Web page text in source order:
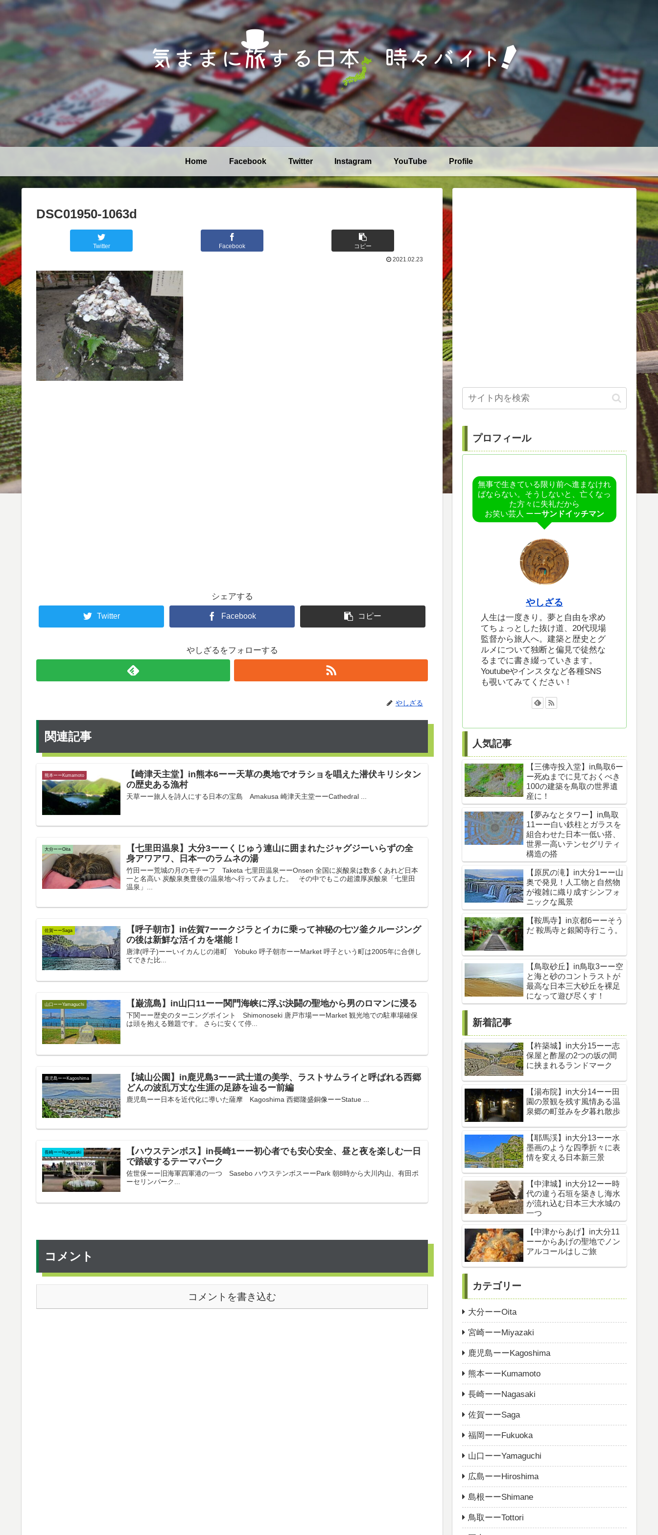
Home Facebook Twitter Instagram YouTube Profile
DSC01950-1063d
Twitter Facebook
コピー
2021.02.23
シェアする
Twitter Facebook コピー
やしざるをフォローする
やしざる
関連記事
熊本ーーKumamoto
【崎津天主堂】in熊本6ーー天草の奥地でオラショを唱えた潜伏キリシタン
の歴史ある漁村
天草ーー旅人を詩人にする日本の宝島 Amakusa 崎津天主堂ーーCathedral ...
大分ーーOita
【七里田温泉】大分3ーーくじゅう連山に囲まれたジャグジーいらずの全
身アワアワ、日本一のラムネの湯
竹田ーー荒城の月のモチーフ Taketa 七里田温泉ーーOnsen 全国に炭酸泉は数多くあれど日本
一と名高い 炭酸泉奥豊後の温泉地へ行ってみました。 その中でもこの超濃厚炭酸泉「七里田
温泉」...
佐賀ーーSaga
【呼子朝市】in佐賀7ーークジラとイカに乗って神秘の七ツ釜クルージング
の後は新鮮な活イカを堪能！
唐津(呼子)ーーいイカんじの港町 Yobuko 呼子朝市ーーMarket 呼子という町は2005年に合併し
てできた比...
山口ーーYamaguchi 【巌流島】in山口11ーー関門海峡に浮ぶ決闘の聖地から男のロマンに浸る
下関ーー歴史のターニングポイント Shimonoseki 唐戸市場ーーMarket 観光地での駐車場確保
は頭を抱える難題です。 さらに安くて停...
鹿児島ーーKagoshima
【城山公園】in鹿児島3ーー武士道の美学、ラストサムライと呼ばれる西郷
どんの波乱万丈な生涯の足跡を辿るー前編
鹿児島ーー日本を近代化に導いた薩摩 Kagoshima 西郷隆盛銅像ーーStatue ...
長崎ーーNagasaki
【ハウステンボス】in長崎1ーー初心者でも安心安全、昼と夜を楽しむ一日
で踏破するテーマパーク
佐世保ーー旧海軍四軍港の一つ Sasebo ハウステンボスーーPark 朝8時から大川内山、有田ポ
ーセリンパーク...
コメント
コメントを書き込む
プロフィール
無事で生きている限り前へ進まなけれ
ばならない。そうしないと、亡くなっ
た方々に失礼だから
お笑い芸人 ーーサンドイッチマン
やしざる
人生は一度きり。夢と自由を求め
てちょっとした抜け道、20代現場
監督から旅人へ。建築と歴史とグ
ルメについて独断と偏見で徒然な
るまでに書き綴っていきます。
Youtubeやインスタなど各種SNS
も覗いてみてください！
人気記事
【三佛寺投入堂】in鳥取6ー
ー死ぬまでに見ておくべき
100の建築を鳥取の世界遺
産に！
【夢みなとタワー】in鳥取
11ーー白い鉄柱とガラスを
組合わせた日本一低い搭、
世界一高いテンセグリティ
構造の搭
【原尻の滝】in大分1ーー山
奥で発見！人工物と自然物
が複雑に織り成すシンフォ
ニックな風景
【鞍馬寺】in京都6ーーそう
だ 鞍馬寺と銀閣寺行こう。
【鳥取砂丘】in鳥取3ーー空
と海と砂のコントラストが
最高な日本三大砂丘を裸足
になって遊び尽くす！
新着記事
【杵築城】in大分15ーー志
保屋と酢屋の2つの坂の間
に挟まれるランドマーク
【湯布院】in大分14ーー田
園の景観を残す風情ある温
泉郷の町並みを夕暮れ散歩
【耶馬渓】in大分13ーー水
墨画のような四季折々に表
情を変える日本新三景
【中津城】in大分12ーー時
代の違う石垣を築きし海水
が流れ込む日本三大水城の
一つ
【中津からあげ】in大分11
ーーからあげの聖地でノン
アルコールはしご旅
カテゴリー
大分ーーOita
宮崎ーーMiyazaki
鹿児島ーーKagoshima
熊本ーーKumamoto
長崎ーーNagasaki
佐賀ーーSaga
福岡ーーFukuoka
山口ーーYamaguchi
広島ーーHiroshima
島根ーーShimane
鳥取ーーTottori